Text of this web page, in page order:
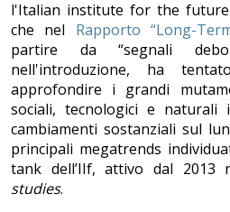
l'Italian institute for the future
che nel Rapporto “Long-
partire da “segnali
nell'introduzione, ha
approfondire i grandi
sociali, tecnologici e
cambiamenti sostanziali sul
principali megatrends
tank dell’IIf, attivo dal 2013
studies.